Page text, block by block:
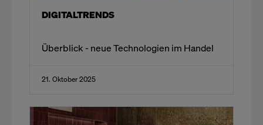
DIGITALTRENDS
Überblick - neue Technologien im Handel
21. Oktober 2025